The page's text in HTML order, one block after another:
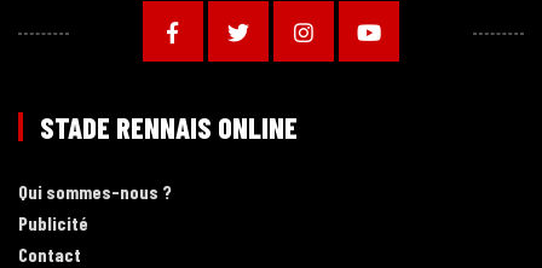
STADE RENNAIS ONLINE
Qui sommes-nous ?
Publicité
Contact